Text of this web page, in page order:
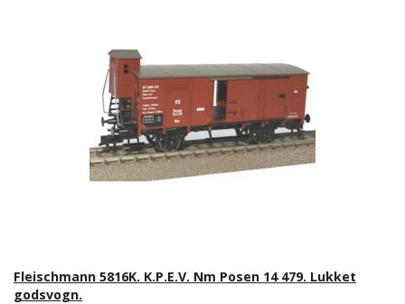
Fleischmann 5816K. K.P.E.V. Nm Posen 14 479. Lukket
godsvogn.